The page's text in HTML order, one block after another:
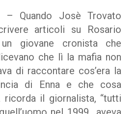
– Quando Josè Trovato
articoli su Rosario
giovane cronista che
che lì la mafia non
di raccontare cos’era la
di Enna e che cosa
ricorda il giornalista, “tutti